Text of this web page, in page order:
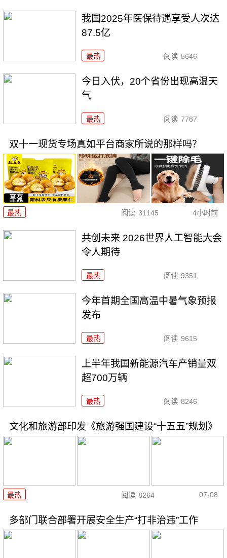
我国2025年医保待遇享受人次达
87.5亿
最热 阅读 5646
今日入伏，20个省份出现高温天
气
最热 阅读 7787
双十一现货专场真如平台商家所说的那样吗？
最热 阅读 31145 4小时前
共创未来 2026世界人工智能大会
令人期待
最热 阅读 9351
今年首期全国高温中暑气象预报
发布
最热 阅读 9615
上半年我国新能源汽车产销量双
超700万辆
最热 阅读 8246
文化和旅游部印发《旅游强国建设“十五五”规划》
最热 阅读 8264 07-08
多部门联合部署开展安全生产“打非治违”工作